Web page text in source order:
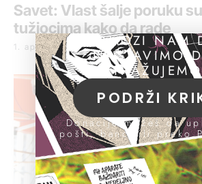
Savet: Vlast šalje poruku
tužiocima kako da rade
1. april 2016.
POMOZI NAM
NASTAVIMO
PODRŽI
Donacije možeš da
pošti, banci ili preko